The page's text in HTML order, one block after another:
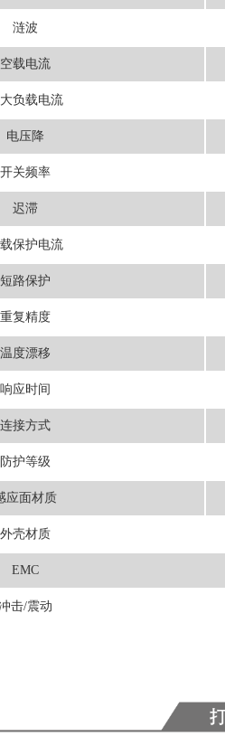
涟波
空载电流
负载电流
电压降
开关频率
迟滞
保护电流
短路保护
重复精度
温度漂移
响应时间
连接方式
防护等级
应面材质
外壳材质
EMC
击/震动